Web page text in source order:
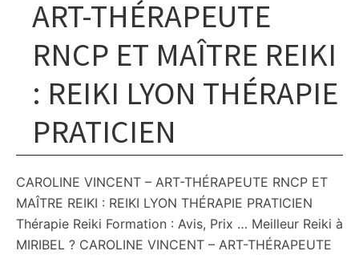
ART-THÉRAPEUTE
RNCP ET MAÎTRE REIKI
: REIKI LYON THÉRAPIE
PRATICIEN
CAROLINE VINCENT – ART-THÉRAPEUTE RNCP ET
MAÎTRE REIKI : REIKI LYON THÉRAPIE PRATICIEN
Thérapie Reiki Formation : Avis, Prix … Meilleur Reiki à
MIRIBEL ? CAROLINE VINCENT – ART-THÉRAPEUTE